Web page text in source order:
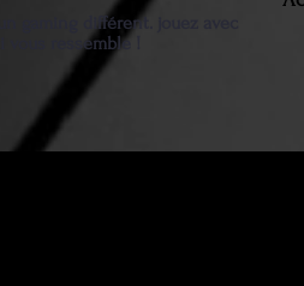
gaming différent. jouez avec
ressemble !